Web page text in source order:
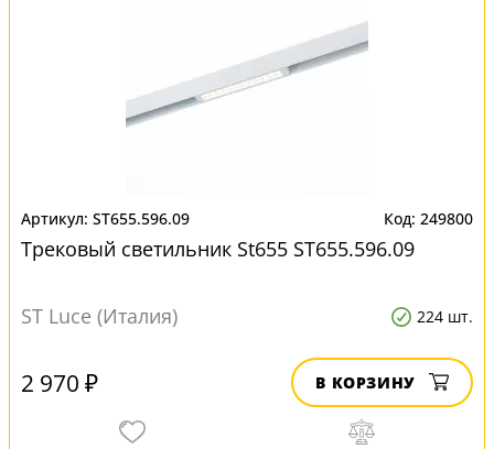
ST655.596.09 249800
Трековый светильник St655 ST655.596.09
ST Luce (Италия) 224 шт.
2 970 ₽ В КОРЗИНУ